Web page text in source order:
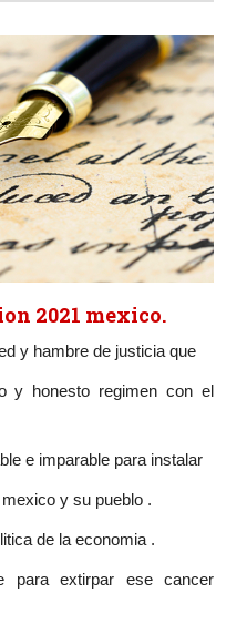
2021 mexico.
y hambre de justicia que
y honesto regimen con el
e imparable para instalar
y su pueblo .
de la economia .
para extirpar ese cancer